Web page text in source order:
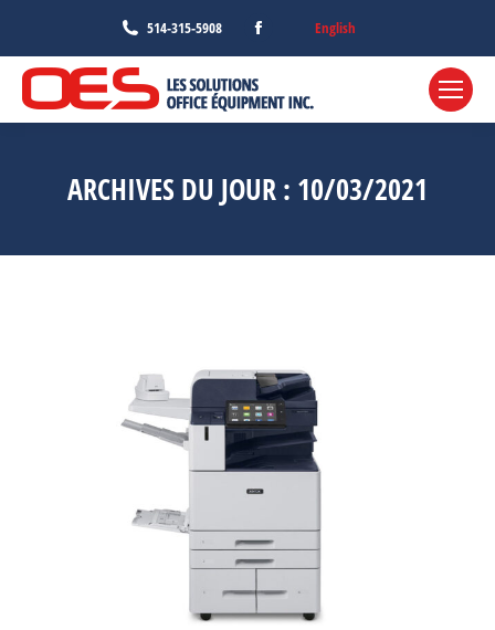
514-315-5908
Facebook
page
in
English
ARCHIVES DU JOUR : 10/03/2021